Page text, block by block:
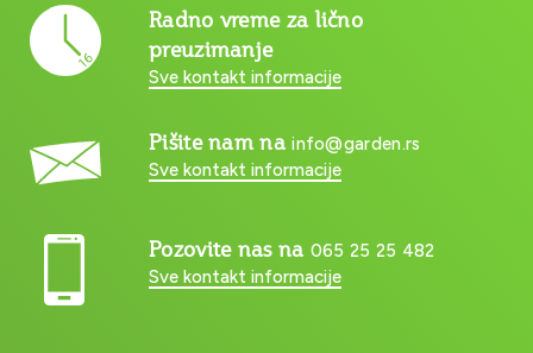
Radno vreme za lično
preuzimanje
Sve kontakt informacije
Pišite nam nainfo@garden.rs
Sve kontakt informacije
Pozovite nas na 065 25 25 482
Sve kontakt informacije